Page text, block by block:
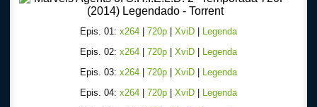
Epis. 01: x264 720p XviD
Legenda
Epis. 02: x264 720p XviD
Legenda
Epis. 03: x264 720p XviD
Legenda
Epis. 04: x264 720p XviD
Legenda